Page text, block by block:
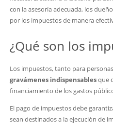
con la asesoría adecuada, los
por los impuestos de manera
¿Qué son los
Los impuestos, tanto para
gravámenes indispensablesque
financiamiento de los gastos
El pago de impuestos debe
sean destinados a la ejecución de